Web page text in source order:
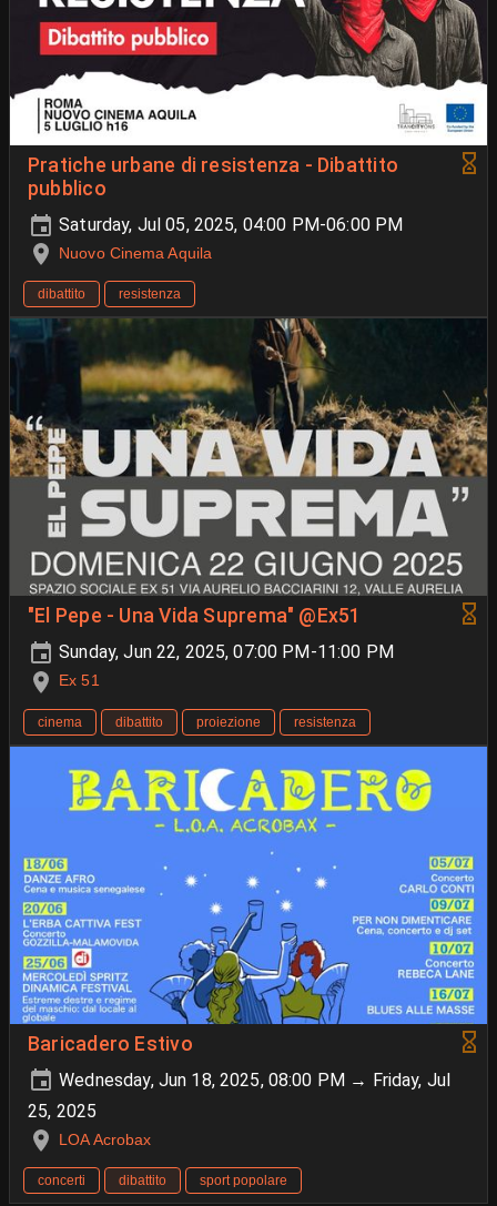
Pratiche urbane di resistenza - Dibattito
pubblico
Saturday, Jul 05, 2025, 04:00 PM-06:00 PM
Nuovo Cinema Aquila
dibattito resistenza
"El Pepe - Una Vida Suprema" @Ex51
Sunday, Jun 22, 2025, 07:00 PM-11:00 PM
Ex 51
cinema dibattito proiezione resistenza
Baricadero Estivo
Wednesday, Jun 18, 2025, 08:00 PM → Friday, Jul
25, 2025
LOA Acrobax
concerti dibattito sport popolare